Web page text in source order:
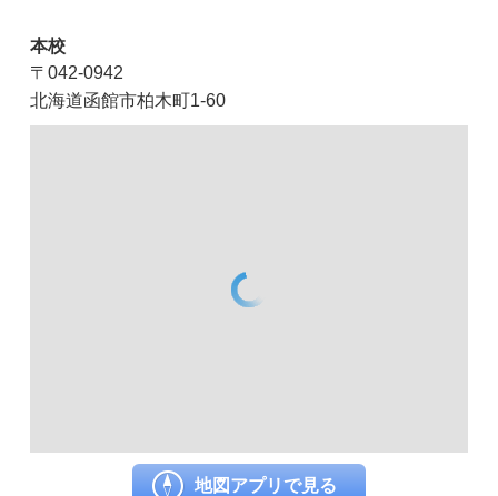
本校
〒042-0942
北海道函館市柏木町1-60
地図アプリで見る